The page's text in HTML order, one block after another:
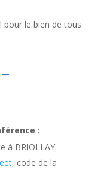
pour le bien de tous
:
à BRIOLLAY.
code de la